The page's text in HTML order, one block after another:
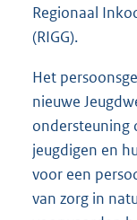
Regionaal
(RIGG).
Het
nieuwe
ondersteuning
jeugdigen en
voor een
van zorg in